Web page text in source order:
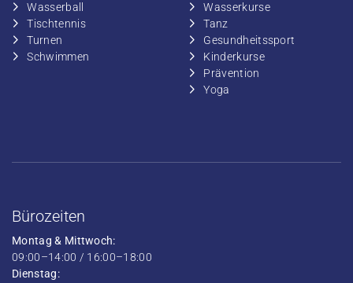
​Wasserball
​Tischtennis
​​Turnen
​​Schwimmen
​​Wasserkurse
​​Tanz
​Gesundheitssport
​Kinderkurse
Prävention
Yoga
Bürozeiten
Montag & Mittwoch:
09:00–14:00 / 16:00–18:00
Dienstag: